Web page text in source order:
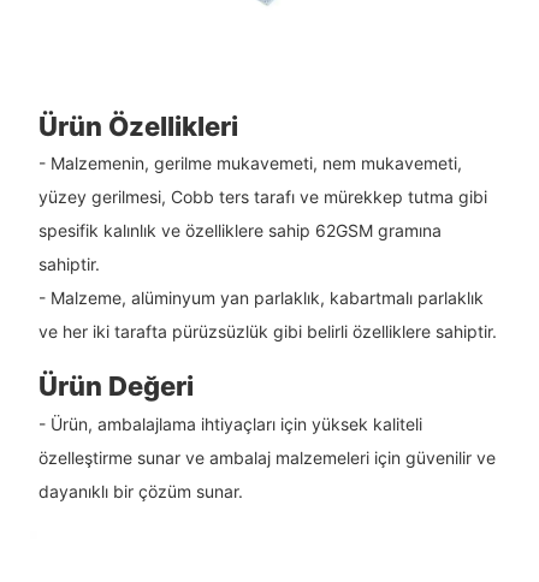
Ürün Özellikleri
- Malzemenin, gerilme mukavemeti, nem mukavemeti,
yüzey gerilmesi, Cobb ters tarafı ve mürekkep tutma gibi
spesifik kalınlık ve özelliklere sahip 62GSM gramına
sahiptir.
- Malzeme, alüminyum yan parlaklık, kabartmalı parlaklık
ve her iki tarafta pürüzsüzlük gibi belirli özelliklere sahiptir.
Ürün Değeri
- Ürün, ambalajlama ihtiyaçları için yüksek kaliteli
özelleştirme sunar ve ambalaj malzemeleri için güvenilir ve
dayanıklı bir çözüm sunar.